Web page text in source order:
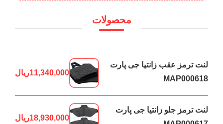
محصولات
لنت ترمز عقب زانتیا جی پارت
MAP000618
11,340,000ریال
لنت ترمز جلو زانتیا جی پارت
18,930,000ریال